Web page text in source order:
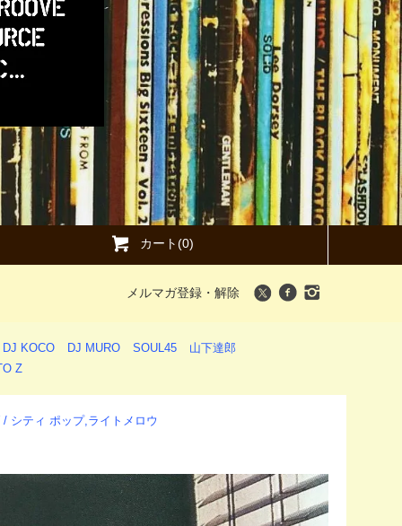
カート(0)
メルマガ登録・解除
DJ KOCO DJ MURO SOUL45
山下達郎
Z
シティ ポップ,ライトメロウ